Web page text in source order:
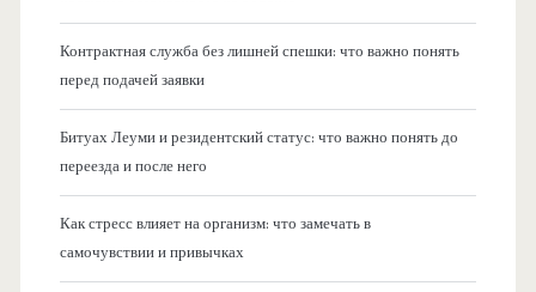
Контрактная служба без лишней спешки: что важно понять
перед подачей заявки
Битуах Леуми и резидентский статус: что важно понять до
переезда и после него
Как стресс влияет на организм: что замечать в
самочувствии и привычках